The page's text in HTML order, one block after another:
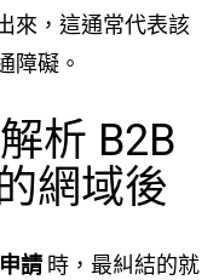
來，這通常代表該
障礙。
析 B2B
網域後
請 時，最糾結的就